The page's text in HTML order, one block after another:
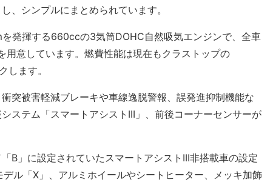
、シンプルにまとめられています。
発揮する660ccの3気筒DOHC自然吸気エンジンで、全車
用意しています。燃費性能は現在もクラストップの
ます。
突被害軽減ブレーキや車線逸脱警報、誤発進抑制機能な
ステム「スマートアシストIII」、前後コーナーセンサーが
B」に設定されていたスマートアシストIII非搭載車の設定
ル「X」、アルミホイールやシートヒーター、メッキ加飾